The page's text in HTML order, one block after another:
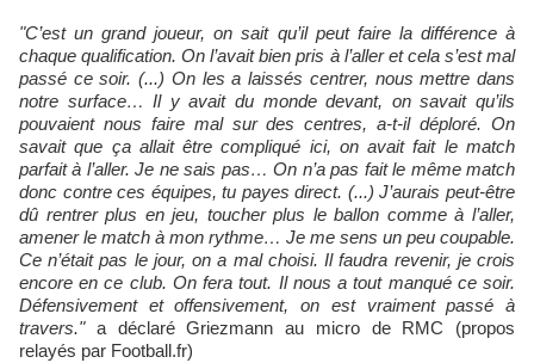
"C’est un grand joueur, on sait qu’il peut faire la différence à
chaque qualification. On l’avait bien pris à l’aller et cela s’est mal
passé ce soir. (...) On les a laissés centrer, nous mettre dans
notre surface… Il y avait du monde devant, on savait qu’ils
pouvaient nous faire mal sur des centres, a-t-il déploré. On
savait que ça allait être compliqué ici, on avait fait le match
parfait à l’aller. Je ne sais pas… On n’a pas fait le même match
donc contre ces équipes, tu payes direct. (...) J’aurais peut-être
dû rentrer plus en jeu, toucher plus le ballon comme à l’aller,
amener le match à mon rythme… Je me sens un peu coupable.
Ce n’était pas le jour, on a mal choisi. Il faudra revenir, je crois
encore en ce club. On fera tout. Il nous a tout manqué ce soir.
Défensivement et offensivement, on est vraiment passé à
travers."a déclaré Griezmann au micro de RMC (propos
relayés par Football.fr)